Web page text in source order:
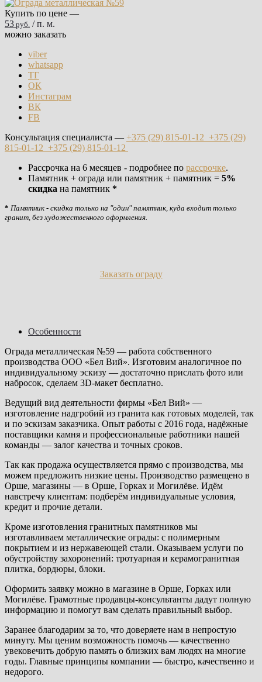
Купить по цене —
53 руб. / п. м.
можно заказать
viber
whatsapp
ТГ
ОК
Инстаграм
ВК
FB
Консультация специалиста — +375 (29) 815-01-12 +375 (29)
815-01-12 +375 (29) 815-01-12
Рассрочка на 6 месяцев - подробнее по рассрочке.
Памятник + ограда или памятник + памятник = 5%
скидка на памятник *
* Памятник - скидка только на "один" памятник, куда входит только
гранит, без художественного оформления.
Заказать ограду
Особенности
Ограда металлическая №59 — работа собственного
производства ООО «Бел Вий». Изготовим аналогичное по
индивидуальному эскизу — достаточно прислать фото или
набросок, сделаем 3D-макет бесплатно.
Ведущий вид деятельности фирмы «Бел Вий» —
изготовление надгробий из гранита как готовых моделей, так
и по эскизам заказчика. Опыт работы с 2016 года, надёжные
поставщики камня и профессиональные работники нашей
команды — залог качества и точных сроков.
Так как продажа осуществляется прямо с производства, мы
можем предложить низкие цены. Производство размещено в
Орше, магазины — в Орше, Горках и Могилёве. Идём
навстречу клиентам: подберём индивидуальные условия,
кредит и прочие детали.
Кроме изготовления гранитных памятников мы
изготавливаем металлические ограды: с полимерным
покрытием и из нержавеющей стали. Оказываем услуги по
обустройству захоронений: тротуарная и керамогранитная
плитка, бордюры, блоки.
Оформить заявку можно в магазине в Орше, Горках или
Могилёве. Грамотные продавцы-консультанты дадут полную
информацию и помогут вам сделать правильный выбор.
Заранее благодарим за то, что доверяете нам в непростую
минуту. Мы ценим возможность помочь — качественно
увековечить добрую память о близких вам людях на многие
годы. Главные принципы компании — быстро, качественно и
недорого.